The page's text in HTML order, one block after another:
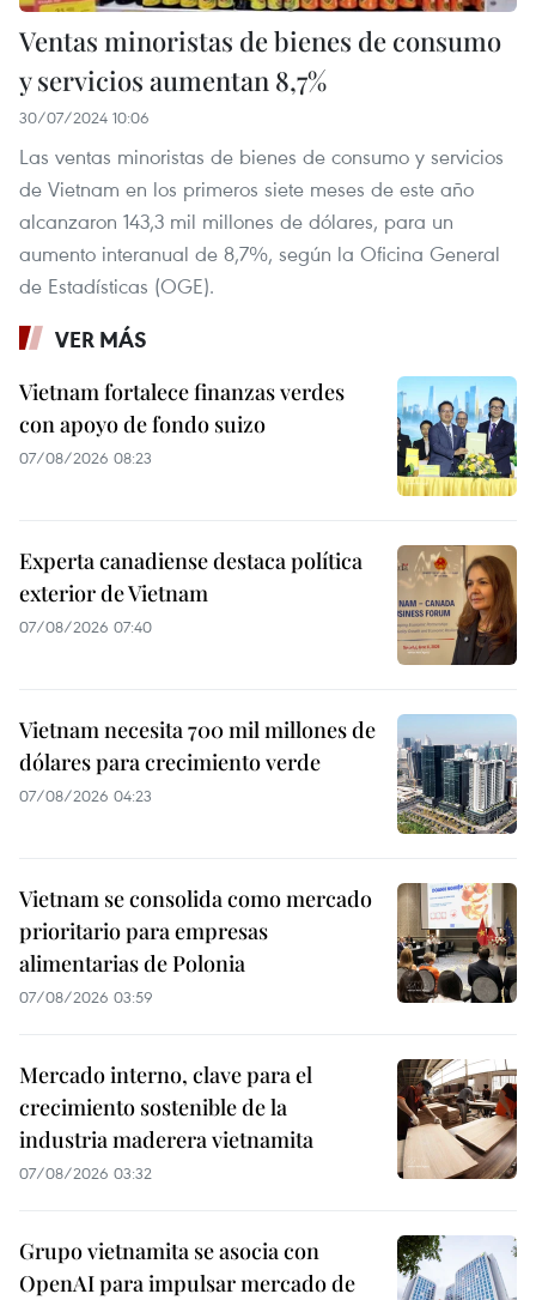
Ventas minoristas de bienes de consumo
y servicios aumentan 8,7%
30/07/2024 10:06
Las ventas minoristas de bienes de consumo y servicios
de Vietnam en los primeros siete meses de este año
alcanzaron 143,3 mil millones de dólares, para un
aumento interanual de 8,7%, según la Oficina General
de Estadísticas (OGE).
VER MÁS
Vietnam fortalece finanzas verdes
con apoyo de fondo suizo
07/08/2026 08:23
Experta canadiense destaca política
exterior de Vietnam
07/08/2026 07:40
Vietnam necesita 700 mil millones de
dólares para crecimiento verde
07/08/2026 04:23
Vietnam se consolida como mercado
prioritario para empresas
alimentarias de Polonia
07/08/2026 03:59
Mercado interno, clave para el
crecimiento sostenible de la
industria maderera vietnamita
07/08/2026 03:32
Grupo vietnamita se asocia con
OpenAI para impulsar mercado de